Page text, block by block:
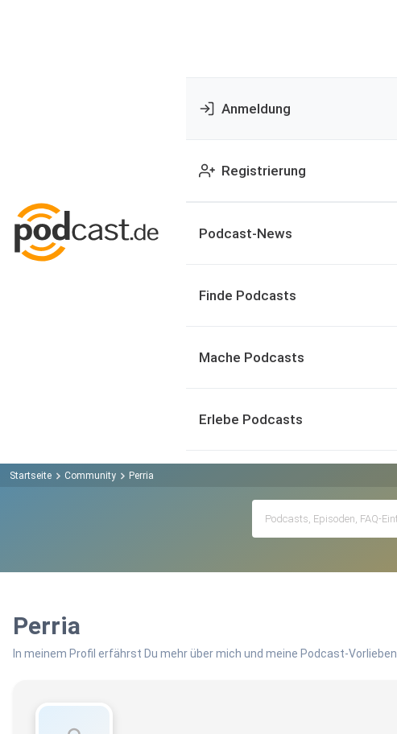
Anmeldung
Registrierung
Podcast-News
Finde Podcasts
Mache Podcasts
Erlebe Podcasts
Startseite Community Perria
Perria
In meinem Profil erfährst Du mehr über mich und meine Podcast-Vorlieben.